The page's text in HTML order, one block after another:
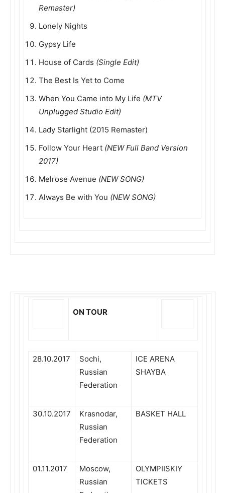
Remaster)
Lonely Nights
Gypsy Life
House of Cards (Single Edit)
The Best Is Yet to Come
When You Came into My Life (MTV
Unplugged Studio Edit)
Lady Starlight (2015 Remaster)
Follow Your Heart (NEW Full Band Version
2017)
Melrose Avenue (NEW SONG)
Always Be with You (NEW SONG)
ON TOUR
28.10.2017
Sochi,
Russian
Federation
ICE ARENA
SHAYBA
30.10.2017
Krasnodar,
Russian
Federation
BASKET HALL
01.11.2017
Moscow,
Russian
OLYMPIISKIY
TICKETS